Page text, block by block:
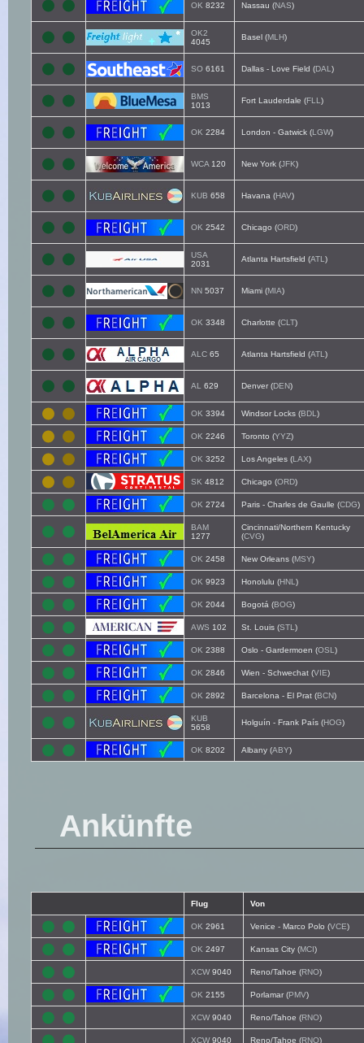
OK 8232 Nassau (NAS)
OK2
4045
Basel (MLH)
SO 6161 Dallas - Love Field (DAL )
BMS
1013
Fort Lauderdale (FLL )
OK 2284 London - Gatwick (LGW)
WCA 120 New York (JFK)
KUB 658 Havana (HAV)
OK 2542 Chicago (ORD)
USA
2031
Atlanta Hartsfield (ATL )
NN 5037 Miami (MIA)
OK 3348 Charlotte (CLT)
ALC 65 Atlanta Hartsfield (ATL )
AL 629 Denver (DEN)
OK 3394 Windsor Locks (BDL )
OK 2246 Toronto (YYZ)
OK 3252 Los Angeles (LAX)
SK 4812 Chicago (ORD)
OK 2724 Paris - Charles de Gaulle (CDG)
BAM
1277
Cincinnati/Northern Kentucky
(CVG)
OK 2458 New Orleans (MSY)
OK 9923 Honolulu (HNL )
OK 2044 Bogotá (BOG)
AWS 102 St. Louis (STL )
OK 2388 Oslo - Gardermoen (OSL )
OK 2846 Wien - Schwechat (VIE)
OK 2892 Barcelona - El Prat (BCN)
KUB
5658
Holguín - Frank País (HOG)
OK 8202 Albany (ABY)
Ankünfte
Flug Von
OK 2961 Venice - Marco Polo (VCE)
OK 2497 Kansas City (MCI)
XCW9040 Reno/Tahoe (RNO)
OK 2155 Porlamar (PMV)
XCW9040 Reno/Tahoe (RNO)
XCW9040 Reno/Tahoe (RNO)